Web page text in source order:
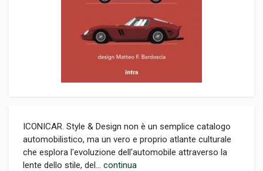
ICONICAR. Style & Design non è un semplice catalogo
automobilistico, ma un vero e proprio atlante culturale
che esplora l'evoluzione dell'automobile attraverso la
lente dello stile, del... continua